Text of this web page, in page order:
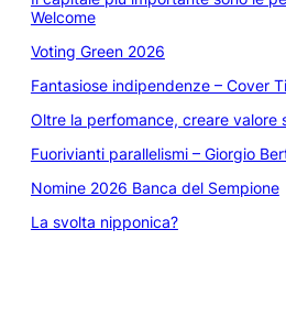
Welcome
Voting Green 2026
Fantasiose indipendenze – Cover
Oltre la perfomance, creare valore
Fuorivianti parallelismi – Giorgio
Nomine 2026 Banca del Sempione
La svolta nipponica?